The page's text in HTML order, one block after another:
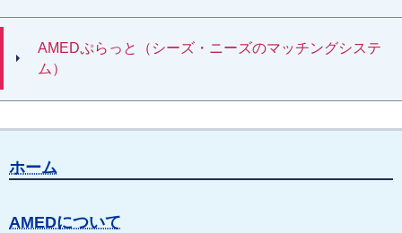
AMEDぷらっと（シーズ・ニーズのマッチングシステ
ム）
ホーム
AMEDについて